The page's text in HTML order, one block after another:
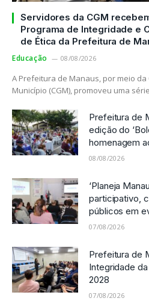
Servidores da CGM
Programa de Integridade e
de Ética da Prefeitura de
Educação 08/08/2026
A Prefeitura de Manaus, por meio
Município (CGM), promoveu uma
Prefeitura de
edição do
homenagem
08/08/2026
‘Planeja
participativo,
públicos em
07/08/2026
Prefeitura de
Integridade
2028
07/08/2026